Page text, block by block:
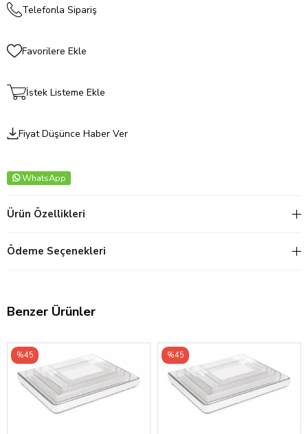
Telefonla Sipariş
Favorilere Ekle
İstek Listeme Ekle
Fiyat Düşünce Haber Ver
WhatsApp
Ürün Özellikleri
Ödeme Seçenekleri
Benzer Ürünler
%45 %45